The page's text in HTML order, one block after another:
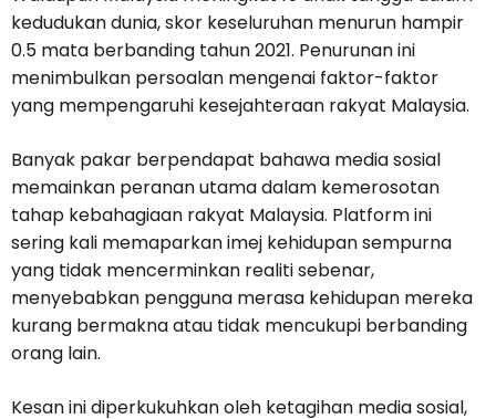
kedudukan dunia, skor keseluruhan menurun hampir
0.5 mata berbanding tahun 2021. Penurunan ini
menimbulkan persoalan mengenai faktor-faktor
yang mempengaruhi kesejahteraan rakyat Malaysia.
Banyak pakar berpendapat bahawa media sosial
memainkan peranan utama dalam kemerosotan
tahap kebahagiaan rakyat Malaysia. Platform ini
sering kali memaparkan imej kehidupan sempurna
yang tidak mencerminkan realiti sebenar,
menyebabkan pengguna merasa kehidupan mereka
kurang bermakna atau tidak mencukupi berbanding
orang lain.
Kesan ini diperkukuhkan oleh ketagihan media sosial,